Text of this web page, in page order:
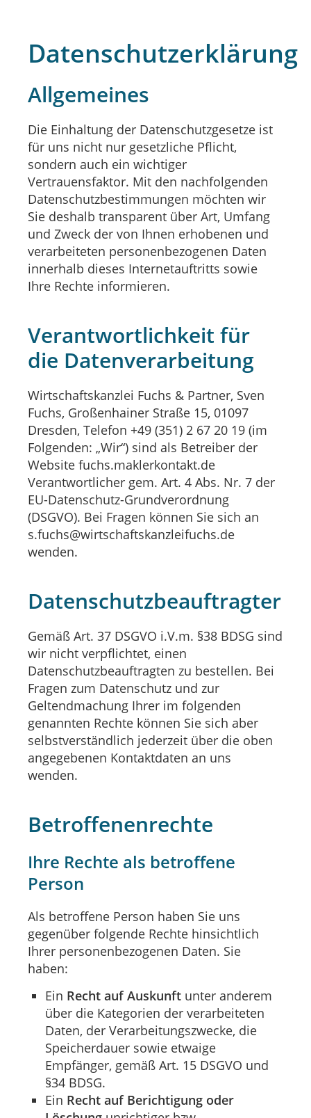
Datenschutzerklärung
Allgemeines
Die Einhaltung der Datenschutzgesetze ist
für uns nicht nur gesetzliche Pflicht,
sondern auch ein wichtiger
Vertrauensfaktor. Mit den nachfolgenden
Datenschutzbestimmungen möchten wir
Sie deshalb transparent über Art, Umfang
und Zweck der von Ihnen erhobenen und
verarbeiteten personenbezogenen Daten
innerhalb dieses Internetauftritts sowie
Ihre Rechte informieren.
Verantwortlichkeit für
die Datenverarbeitung
Wirtschaftskanzlei Fuchs & Partner, Sven
Fuchs, Großenhainer Straße 15, 01097
Dresden, Telefon +49 (351) 2 67 20 19 (im
Folgenden: „Wir“) sind als Betreiber der
Website fuchs.maklerkontakt.de
Verantwortlicher gem. Art. 4 Abs. Nr. 7 der
EU-Datenschutz-Grundverordnung
(DSGVO). Bei Fragen können Sie sich an
s.fuchs@wirtschaftskanzleifuchs.de
wenden.
Datenschutzbeauftragter
Gemäß Art. 37 DSGVO i.V.m. §38 BDSG sind
wir nicht verpflichtet, einen
Datenschutzbeauftragten zu bestellen. Bei
Fragen zum Datenschutz und zur
Geltendmachung Ihrer im folgenden
genannten Rechte können Sie sich aber
selbstverständlich jederzeit über die oben
angegebenen Kontaktdaten an uns
wenden.
Betroffenenrechte
Ihre Rechte als betroffene
Person
Als betroffene Person haben Sie uns
gegenüber folgende Rechte hinsichtlich
Ihrer personenbezogenen Daten. Sie
haben:
Ein Recht auf Auskunft unter anderem
über die Kategorien der verarbeiteten
Daten, der Verarbeitungszwecke, die
Speicherdauer sowie etwaige
Empfänger, gemäß Art. 15 DSGVO und
§34 BDSG.
Ein Recht auf Berichtigung oder